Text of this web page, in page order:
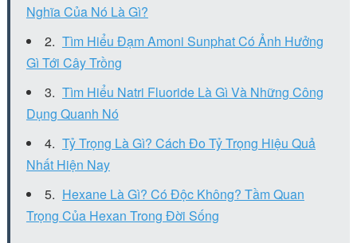
Nghĩa Của Nó Là Gì?
Tìm Hiểu Đạm Amoni Sunphat Có Ảnh Hưởng
Gì Tới Cây Trồng
Tìm Hiểu Natri Fluoride Là Gì Và Những Công
Dụng Quanh Nó
Tỷ Trọng Là Gì? Cách Đo Tỷ Trọng Hiệu Quả
Nhất Hiện Nay
Hexane Là Gì? Có Độc Không? Tầm Quan
Trọng Của Hexan Trong Đời Sống